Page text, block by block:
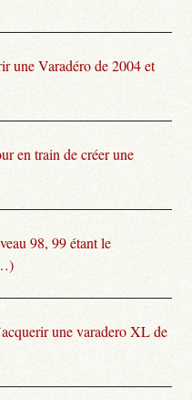
une Varadéro de 2004 et
en train de créer une
98, 99 étant le
une varadero XL de